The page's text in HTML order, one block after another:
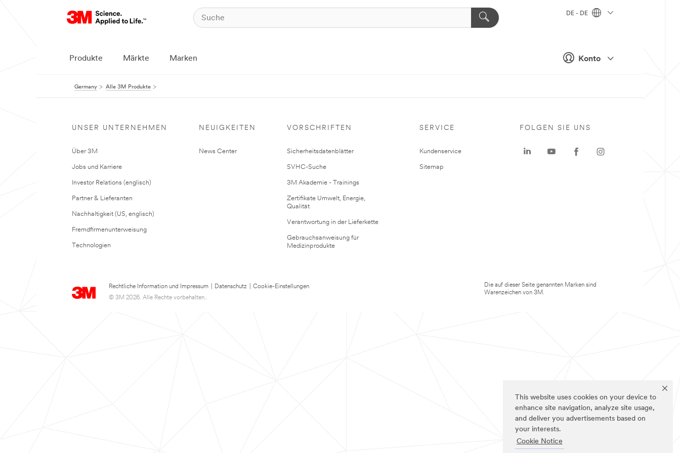
This website uses cookies on your device to
enhance site navigation, analyze site usage,
and deliver you advertisements based on
your interests.
Cookie Notice
Konto
DE - DE
Produkte Märkte Marken
Germany Alle 3M Produkte
UNSER UNTERNEHMEN
Über 3M
Jobs und Karriere
Investor Relations (englisch)
Partner & Lieferanten
Nachhaltigkeit (US, englisch)
Fremdfirmenunterweisung
Technologien
NEUIGKEITEN
News Center
VORSCHRIFTEN
Sicherheitsdatenblätter
SVHC-Suche
3M Akademie - Trainings
Zertifikate Umwelt, Energie,
Qualität
Verantwortung in der Lieferkette
Gebrauchsanweisung für
Medizinprodukte
SERVICE
Kundenservice
Sitemap
Rechtliche Information und Impressum Datenschutz
Cookie-Einstellungen
© 3M 2026. Alle Rechte vorbehalten..
FOLGEN SIE UNS
Die auf dieser Seite genannten Marken sind
Warenzeichen von 3M.